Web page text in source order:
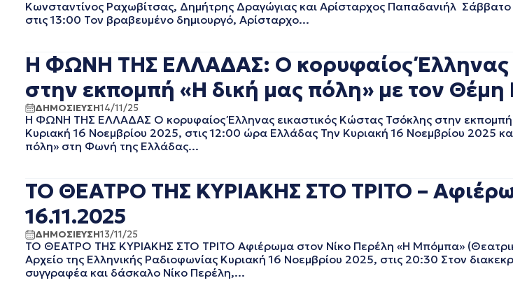
ΜΑΙΟΣ 2021
ΑΠΡΙΛΙΟΣ 2021
ΙΑΝΟΥΑΡΙΟΣ 2021
ΔΕΚΕΜΒΡΙΟΣ 2020
ΝΟΕΜΒΡΙΟΣ 2020
ΟΚΤΩΒΡΙΟΣ 2020
ΣΕΠΤΕΜΒΡΙΟΣ 2020
ΑΥΓΟΥΣΤΟΣ 2020
ΙΟΥΝΙΟΣ 2020
ΜΑΙΟΣ 2020
ΜΑΡΤΙΟΣ 2020
ΦΕΒΡΟΥΑΡΙΟΣ 2020
ΙΑΝΟΥΑΡΙΟΣ 2020
ΔΕΚΕΜΒΡΙΟΣ 2019
Κωνσταντίνος Ραχωβίτσας, Δημήτρης Δραγώγιας και Αρίσταρχος Παπαδανιήλ Σάββατο
στις 13:00 Τον βραβευμένο δημιουργό, Αρίσταρχο...
Η ΦΩΝΗ ΤΗΣ ΕΛΛΑΔΑΣ: Ο κορυφαίος Έλληνας
στην εκπομπή «Η δική μας πόλη» με τον Θέμη
ΔΗΜΟΣΙΕΥΣΗ14/11/25
Η ΦΩΝΗ ΤΗΣ ΕΛΛΑΔΑΣ Ο κορυφαίος Έλληνας εικαστικός Κώστας Τσόκλης στην εκπομπή
Κυριακή 16 Νοεμβρίου 2025, στις 12:00 ώρα Ελλάδας Την Κυριακή 16 Νοεμβρίου 2025
πόλη» στη Φωνή της Ελλάδας...
ΤΟ ΘΕΑΤΡΟ ΤΗΣ ΚΥΡΙΑΚΗΣ ΣΤΟ ΤΡΙΤΟ –
16.11.2025
ΔΗΜΟΣΙΕΥΣΗ13/11/25
ΤΟ ΘΕΑΤΡΟ ΤΗΣ ΚΥΡΙΑΚΗΣ ΣΤΟ ΤΡΙΤΟ Αφιέρωμα στον Νίκο Περέλη «Η Μπόμπα»
Αρχείο της Ελληνικής Ραδιοφωνίας Κυριακή 16 Νοεμβρίου 2025, στις 20:30 Στον
συγγραφέα και δάσκαλο Νίκο Περέλη,...